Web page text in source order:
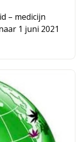
– medicijn
1 juni 2021